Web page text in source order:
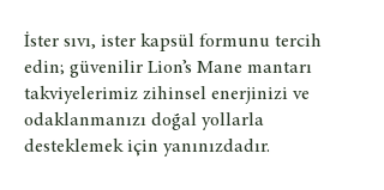
İster sıvı, ister kapsül formunu tercih
edin; güvenilir Lion’s Mane mantarı
takviyelerimiz zihinsel enerjinizi ve
odaklanmanızı doğal yollarla
desteklemek için yanınızdadır.